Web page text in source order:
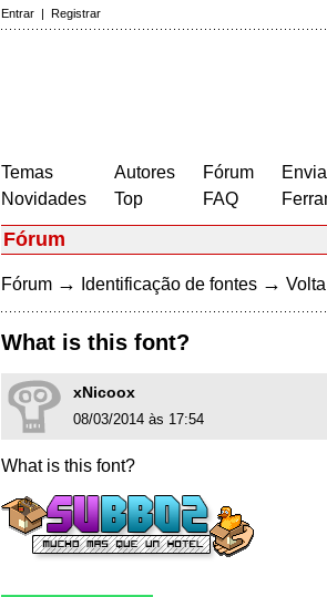
Entrar | Registrar
Temas
Novidades
Autores
Top
Fórum
FAQ
Fórum
Fórum → Identificação de fontes →
What is this font?
xNicoox
08/03/2014 às 17:54
What is this font?